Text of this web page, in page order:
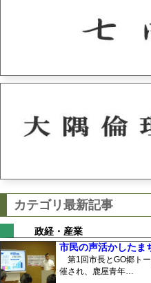
カテゴリ最新記事
政経・産業
市民の声活かした
第1回市長とGO郷ト
催され、鹿屋青年…